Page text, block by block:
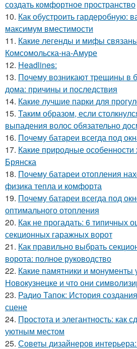
создать комфортное пространство
10. Как обустроить гардеробную:
максимум вместимости
11. Какие легенды и мифы
Комсомольска-на-Амуре
12. Headlines:
13. Почему возникают трещины в
дома: причины и последствия
14. Какие лучшие парки для
15. Таким образом, если
выпадения волос обязательно
16. Почему батареи всегда под
17. Какие природные особенности
Брянска
18. Почему батареи отопления
физика тепла и комфорта
19. Почему батареи всегда под
оптимального отопления
20. Как не прогадать: 6 типичных
секционных гаражных ворот
21. Как правильно выбрать
ворота: полное руководство
22. Какие памятники и монументы
Новокузнецке и что они
23. Радио Тапок: История
сцене
24. Простота и элегантность: как
уютным местом
25. Советы дизайнеров